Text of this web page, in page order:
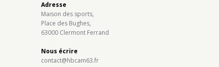
Adresse
Maison des sports,
Place des Bughes,
63000 Clermont Ferrand
Nous écrire
contact@hbcam63.fr